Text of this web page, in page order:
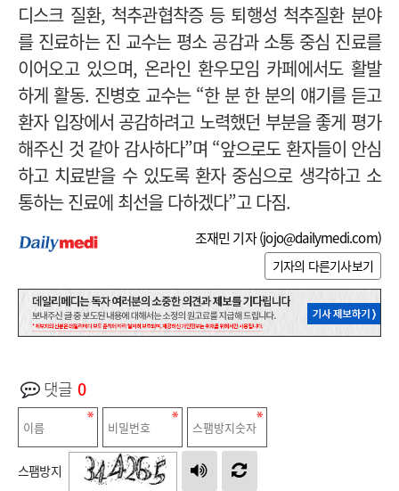
디스크 질환, 척추관협착증 등 퇴행성 척추질환 분야
를 진료하는 진 교수는 평소 공감과 소통 중심 진료를
이어오고 있으며, 온라인 환우모임 카페에서도 활발
하게 활동. 진병호 교수는 “한 분 한 분의 얘기를 듣고
환자 입장에서 공감하려고 노력했던 부분을 좋게 평가
해주신 것 같아 감사하다”며 “앞으로도 환자들이 안심
하고 치료받을 수 있도록 환자 중심으로 생각하고 소
통하는 진료에 최선을 다하겠다”고 다짐.
조재민 기자 (jojo@dailymedi.com)
기자의 다른기사보기
댓글 0
스팸방지